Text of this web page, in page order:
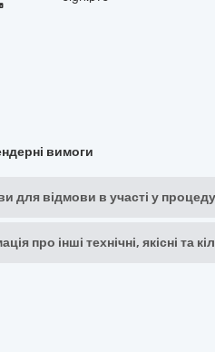
вимоги
для відмови в участі у
про інші технічні, якісні та